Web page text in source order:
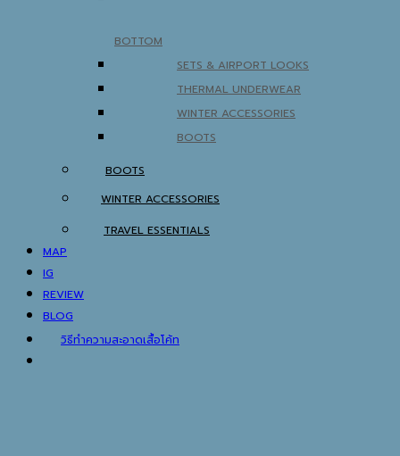
BOTTOM
SETS & AIRPORT LOOKS
THERMAL UNDERWEAR
WINTER ACCESSORIES
BOOTS
BOOTS
WINTER ACCESSORIES
TRAVEL ESSENTIALS
MAP
IG
REVIEW
BLOG
วิธีทำความสะอาดเสื้อโค้ท